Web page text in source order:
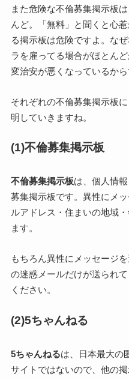
また危険な不倫募集掲示板
んど。「無料」と聞くと心
る掲示板は危険ですよ。な
ラを雇ってる場合がほとん
変治安が悪くなっているから
それぞれの不倫募集掲示板
明していきますね。
(1)不倫募集掲示板
不倫募集掲示板は、個人情
募集掲示板です。異性にメ
ルアドレス・住まいの地域
ます。
もちろん異性にメッセージ
の迷惑メールだけが送られ
ください。
(2)5ちゃんねる
5ちゃんねるは、日本最大の
サイトではないので、他の